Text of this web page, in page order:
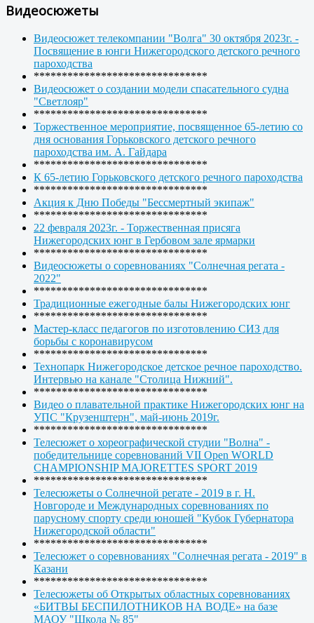
Видеосюжеты
Видеосюжет телекомпании "Волга" 30 октября 2023г. -
Посвящение в юнги Нижегородского детского речного
пароходства
*******************************
Видеосюжет о создании модели спасательного судна
"Светлояр"
*******************************
Торжественное мероприятие, посвященное 65-летию со
дня основания Горьковского детского речного
пароходства им. А. Гайдара
*******************************
К 65-летию Горьковского детского речного пароходства
*******************************
Акция к Дню Победы "Бессмертный экипаж"
*******************************
22 февраля 2023г. - Торжественная присяга
Нижегородских юнг в Гербовом зале ярмарки
*******************************
Видеосюжеты о соревнованиях "Солнечная регата -
2022"
*******************************
Традиционные ежегодные балы Нижегородских юнг
*******************************
Мастер-класс педагогов по изготовлению СИЗ для
борьбы с коронавирусом
*******************************
Технопарк Нижегородское детское речное пароходство.
Интервью на канале "Столица Нижний".
*******************************
Видео о плавательной практике Нижегородских юнг на
УПС "Крузенштерн", май-июнь 2019г.
*******************************
Телесюжет о хореографической студии "Волна" -
победительнице соревнований VII Open WORLD
CHAMPIONSHIP MAJORETTES SPORT 2019
*******************************
Телесюжеты о Солнечной регате - 2019 в г. Н.
Новгороде и Международных соревнованиях по
парусному спорту среди юношей "Кубок Губернатора
Нижегородской области"
*******************************
Телесюжет о соревнованиях "Солнечная регата - 2019" в
Казани
*******************************
Телесюжеты об Открытых областных соревнованиях
«БИТВЫ БЕСПИЛОТНИКОВ НА ВОДЕ» на базе
МАОУ "Школа № 85"